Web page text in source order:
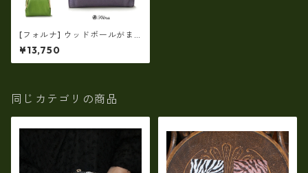
[フォルナ] ウッドボールがま
口 二つ折り財布 fo-2993759
¥13,750
同じカテゴリの商品